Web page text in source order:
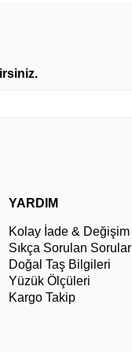
YARDIM
Kolay İade & Değişim
Sıkça Sorulan Sorular
Doğal Taş Bilgileri
Yüzük Ölçüleri
Kargo Takip